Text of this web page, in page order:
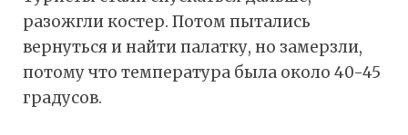
разожгли костер. Потом пытались
вернуться и найти палатку, но замерзли,
потому что температура была около 40-45
градусов.